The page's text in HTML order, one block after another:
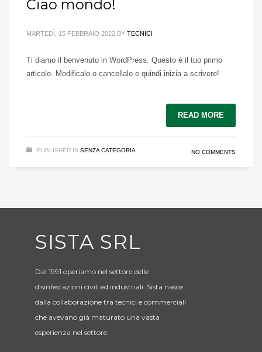
Ciao mondo!
MARTEDÌ, 15 FEBBRAIO 2022 BY TECNICI
Ti diamo il benvenuto in WordPress. Questo è il tuo primo
articolo. Modificalo o cancellalo e quindi inizia a scrivere!
READ MORE
PUBLISHED IN SENZA CATEGORIA NO COMMENTS
SISTA SRL
Dal 1991 operiamo nel settore delle
disinfestazioni civili ed industriali. Sista nasce
dalla collaborazione tra tecnici e commerciali
che avevano già maturato una vasta
esperienza nel settore.